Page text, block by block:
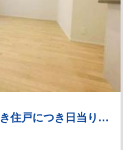
■東急不動産旧分譲・南東向き住戸につき日当り良好